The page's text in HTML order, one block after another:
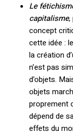
Le
capitalisme,
concept
cette idée :
la création
n’est pas
d’objets.
objets
proprement
dépend de
effets du